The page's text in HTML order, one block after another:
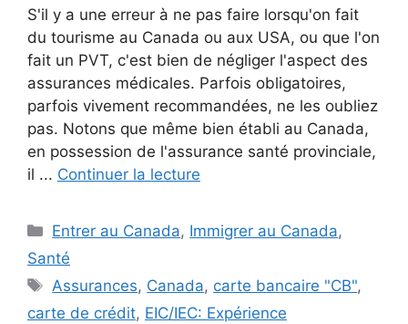
S'il y a une erreur à ne pas faire lorsqu'on fait
du tourisme au Canada ou aux USA, ou que l'on
fait un PVT, c'est bien de négliger l'aspect des
assurances médicales. Parfois obligatoires,
parfois vivement recommandées, ne les oubliez
pas. Notons que même bien établi au Canada,
en possession de l'assurance santé provinciale,
il ... Continuer la lecture
Catégories
Entrer au Canada, Immigrer au Canada,
Santé
Étiquettes
Assurances, Canada, carte bancaire "CB",
carte de crédit, EIC/IEC: Expérience